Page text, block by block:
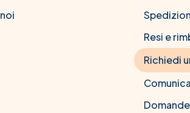
Resi e
Richiedi